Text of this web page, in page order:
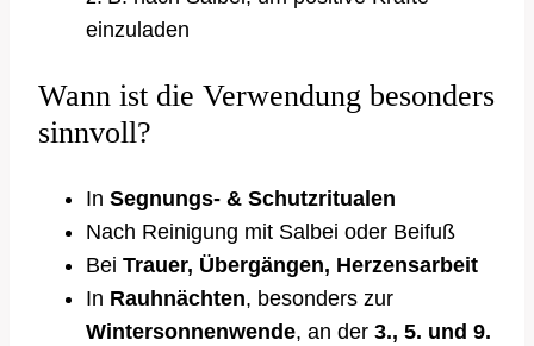
einzuladen
Wann ist die Verwendung besonders
sinnvoll?
In Segnungs- & Schutzritualen
Nach Reinigung mit Salbei oder Beifuß
Bei Trauer, Übergängen, Herzensarbeit
In Rauhnächten, besonders zur
Wintersonnenwende, an der 3., 5. und 9.